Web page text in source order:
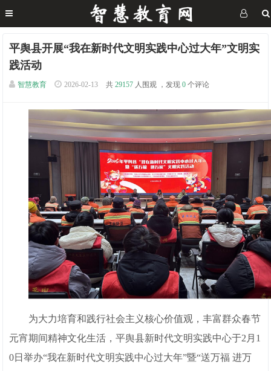
平舆县开展“我在新时代文明实践中心过大年”文明实
践活动
智慧教育 2026-02-13 共 29157 人围观 ，发现 0 个评论
为大力培育和践行社会主义核心价值观，丰富群众春节
元宵期间精神文化生活，平舆县新时代文明实践中心于2月1
0日举办“我在新时代文明实践中心过大年”暨“送万福 进万